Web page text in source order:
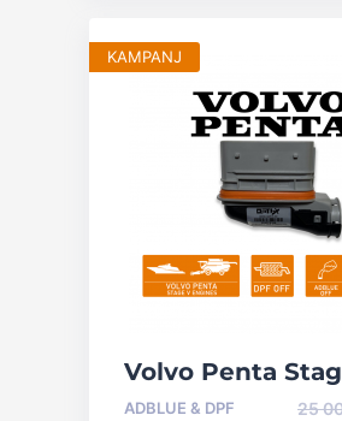
Volvo Penta
DPF & Adblue off
ADBLUE & DPF 25
KAMPANJ